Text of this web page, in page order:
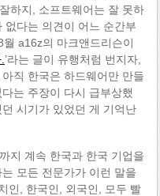
하지, 소프트웨어는 잘 못하
없다는 의견이 어느 순간부
a16z의 마크앤드리슨이
’라는 글이 유행처럼 번지자,
직 한국은 하드웨어만 만들
는 주장이 다시 급부상했
시기가 있었던 게 기억난
지 계속 한국과 한국 기업을
모든 전문가가 이런 말을
인, 한국인, 외국인, 모두 빨